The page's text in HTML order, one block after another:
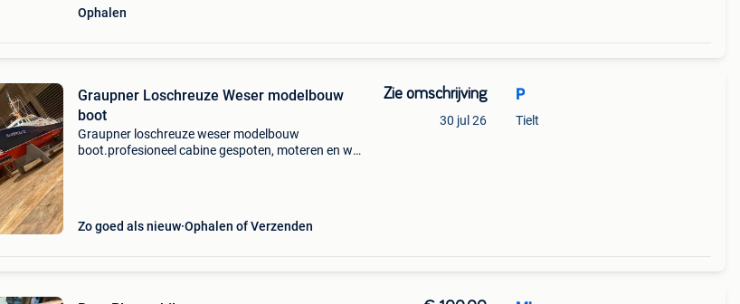
Ophalen
Graupner Loschreuze Weser modelbouw
boot
Graupner loschreuze weser modelbouw
boot.profesioneel cabine gespoten, moteren en wat
Zo goed als nieuw Ophalen of Verzenden
Zie omschrijving
30 jul 26
P
Tielt